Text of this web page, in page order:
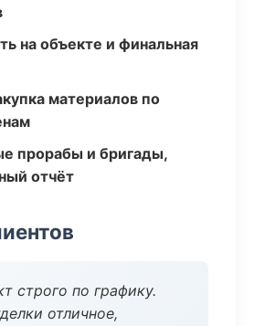
на объекте и финальная
материалов по
прорабы и бригады,
отчёт
строго по графику.
отличное,